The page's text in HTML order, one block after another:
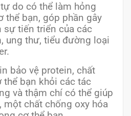
do có thể làm hỏng
thể bạn, góp phần gây
sự tiến triển của các
ung thư, tiểu đường loại
bảo vệ protein, chất
thể bạn khỏi các tác
và thậm chí có thể giúp
một chất chống oxy hóa